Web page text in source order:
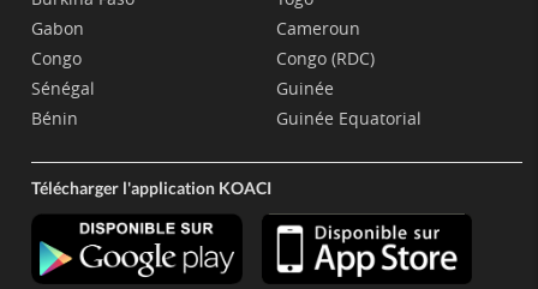
Gabon
Congo
Sénégal
Bénin
Cameroun
Congo (RDC)
Guinée
Guinée Equatorial
Télécharger l'application KOACI